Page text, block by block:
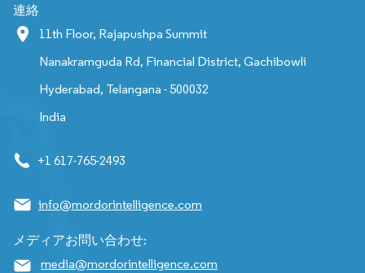
連絡
11th Floor, Rajapushpa Summit
Nanakramguda Rd, Financial District, Gachibowli
Hyderabad, Telangana - 500032
India
+1 617-765-2493
info@mordorintelligence.com
メディアお問い合わせ:
media@mordorintelligence.com